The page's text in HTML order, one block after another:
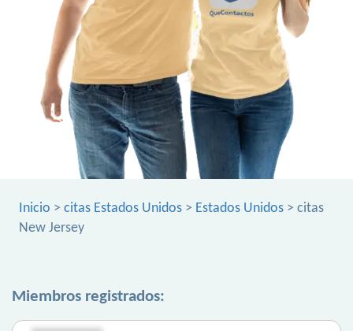
Inicio > citas Estados Unidos > Estados Unidos > citas
New Jersey
Miembros registrados: